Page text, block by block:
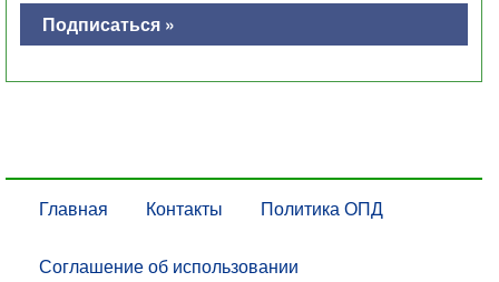
Подписаться »
Главная Контакты Политика ОПД
Соглашение об использовании